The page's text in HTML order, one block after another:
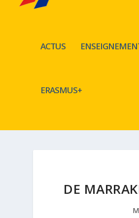
ACTUS
ERASMUS+
DE